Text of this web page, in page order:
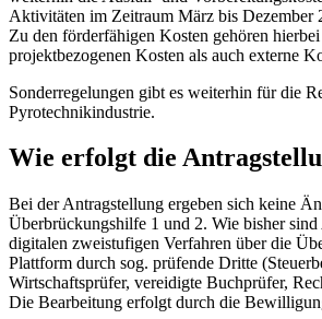
Aktivitäten im Zeitraum März bis Dezember
Zu den förderfähigen Kosten gehören
projektbezogenen Kosten als auch externe
Sonderregelungen gibt es weiterhin für die
Pyrotechnikindustrie.
Wie erfolgt die
Bei der Antragstellung ergeben sich keine
Überbrückungshilfe 1 und 2. Wie bisher
digitalen zweistufigen Verfahren über die
Plattform durch sog. prüfende Dritte
Wirtschaftsprüfer, vereidigte Buchprüfer,
Die Bearbeitung erfolgt durch die